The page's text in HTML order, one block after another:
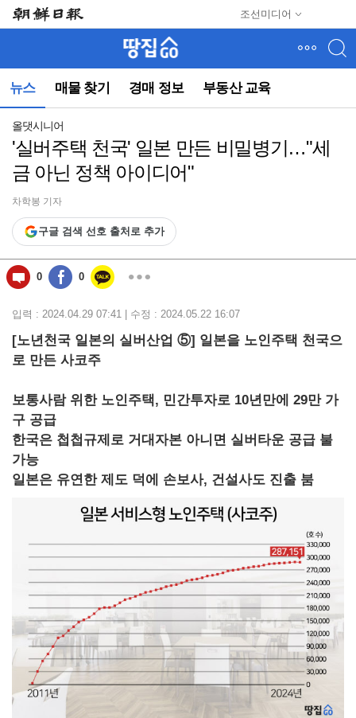
조선미디어
뉴스 매물 찾기 경매 정보 부동산 교육
뉴
(컨
동)
올댓시니어
'실버주택 천국' 일본 만든 비밀병기…"세
금 아닌 정책 아이디어"
차학봉 기자
구글 검색 선호 출처로 추가
0 0
입력 : 2024.04.29 07:41 | 수정 : 2024.05.22 16:07
[노년천국 일본의 실버산업 ⑤] 일본을 노인주택 천국으
로 만든 사코주
보통사람 위한 노인주택, 민간투자로 10년만에 29만 가
구 공급
한국은 첩첩규제로 거대자본 아니면 실버타운 공급 불
가능
일본은 유연한 제도 덕에 손보사, 건설사도 진출 붐